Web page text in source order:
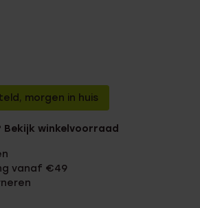
morgen in huis
Bekijk winkelvoorraad
vanaf €49